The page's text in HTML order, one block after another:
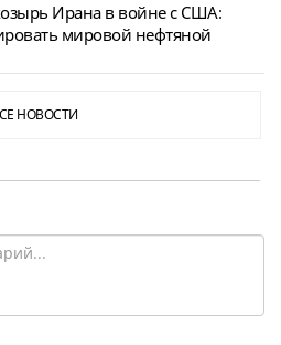
Ирана в войне с США:
мировой нефтяной
НОВОСТИ